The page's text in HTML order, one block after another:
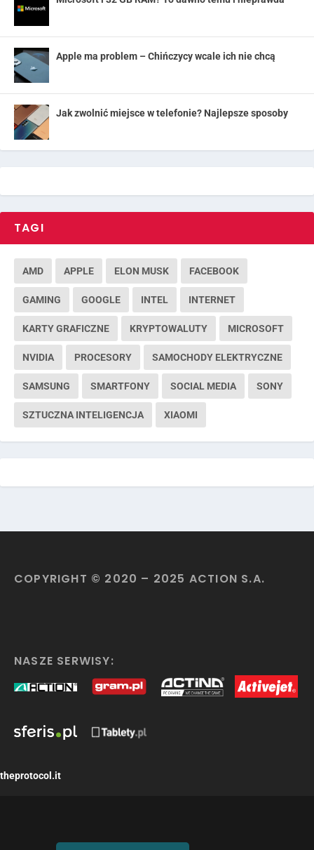
Apple ma problem – Chińczycy wcale ich nie chcą
Jak zwolnić miejsce w telefonie? Najlepsze sposoby
TAGI
AMD APPLE ELON MUSK FACEBOOK
GAMING GOOGLE INTEL INTERNET
KARTY GRAFICZNE KRYPTOWALUTY MICROSOFT
NVIDIA PROCESORY SAMOCHODY ELEKTRYCZNE
SAMSUNG SMARTFONY SOCIAL MEDIA SONY
SZTUCZNA INTELIGENCJA XIAOMI
COPYRIGHT © 2020 – 2025 ACTION S.A.
NASZE SERWISY:
theprotocol.it